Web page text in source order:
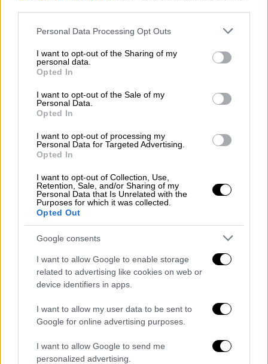
Please note that this website/app uses one or more Google
not limited to your visit or usage behaviour. You may click to
grant or deny consent to Google and its third-party tags to
use your data for below specified purposes in below Google
consent section.
Personal Data Processing Opt Outs
I want to opt-out of the Sharing of my
personal data.
Opted In
I want to opt-out of the Sale of my
Personal Data.
Opted In
I want to opt-out of processing my
Personal Data for Targeted Advertising.
Opted In
I want to opt-out of Collection, Use,
Retention, Sale, and/or Sharing of my
Personal Data that Is Unrelated with the
Purposes for which it was collected.
Opted Out
Google consents
I want to allow Google to enable storage
related to advertising like cookies on web or
device identifiers in apps.
I want to allow my user data to be sent to
Google for online advertising purposes.
I want to allow Google to send me
personalized advertising.
νοσοκομείο. Εκεί συνάντησα μια νοσοκόμα
που γνώριζα καλά... Όταν με είδε,
ξαφνιάστηκε: «Από πού ήρθες;» μου είπε.
τουλάχιστον δέκα ελαφρά τραυματισμένους
από το νοσοκομείο στον κάτω όροφο και
τους σκότωσαν». Αυτά όλα έγινε υπό την
ανοχή και επίβλεψη του επικεφαλής ιατρού
του Κρατικού Νοσοκομείου του Μαράς!»…
Η ιστορία του Καχραμανμαράς όμως δεν
άρχισε το 1978, ούτε σταμάτησε εκεί·
χάνεται στα βάθη των αιώνων και στο αίμα
των ανθρώπων…
Φονικός σεισμός και στον 12ο αιώνα
Κατά τη διάρκεια τηςΒυζαντινής
Αυτοκρατορίας, το Καχραμανμαράς
ονομαζόταν ηΓερμανίκεια και ήταν επαρχία
των Βυζαντινών. Η πόλη καταστράφηκε από
τον 7ο αιώνα και κατά τη
διάρκεια της κυριαρχίας του al-Mansur